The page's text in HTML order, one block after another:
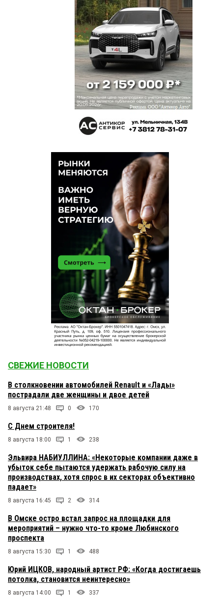
СВЕЖИЕ НОВОСТИ
В столкновении автомобилей Renault и «Лады»
пострадали две женщины и двое детей
8 августа 21:48 0 170
С Днем строителя!
8 августа 18:00 1 238
Эльвира НАБИУЛЛИНА: «Некоторые компании даже в
убыток себе пытаются удержать рабочую силу на
производствах, хотя спрос в их секторах объективно
падает»
8 августа 16:45 2 314
В Омске остро встал запрос на площадки для
мероприятий – нужно что-то кроме Любинского
проспекта
8 августа 15:30 1 488
Юрий ИЦКОВ, народный артист РФ: «Когда достигаешь
потолка, становится неинтересно»
8 августа 14:00 1 337